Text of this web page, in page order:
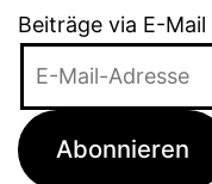
Beiträge via E-
Adresse
Abonnieren